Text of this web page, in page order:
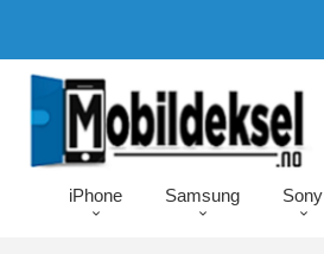
innholdet
iPhone Samsung Sony